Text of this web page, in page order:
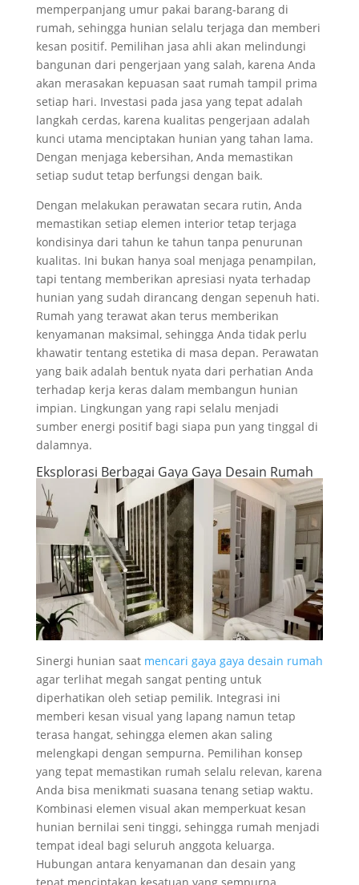
memperpanjang umur pakai barang-barang di
rumah, sehingga hunian selalu terjaga dan memberi
kesan positif. Pemilihan jasa ahli akan melindungi
bangunan dari pengerjaan yang salah, karena Anda
akan merasakan kepuasan saat rumah tampil prima
setiap hari. Investasi pada jasa yang tepat adalah
langkah cerdas, karena kualitas pengerjaan adalah
kunci utama menciptakan hunian yang tahan lama.
Dengan menjaga kebersihan, Anda memastikan
setiap sudut tetap berfungsi dengan baik.
Dengan melakukan perawatan secara rutin, Anda
memastikan setiap elemen interior tetap terjaga
kondisinya dari tahun ke tahun tanpa penurunan
kualitas. Ini bukan hanya soal menjaga penampilan,
tapi tentang memberikan apresiasi nyata terhadap
hunian yang sudah dirancang dengan sepenuh hati.
Rumah yang terawat akan terus memberikan
kenyamanan maksimal, sehingga Anda tidak perlu
khawatir tentang estetika di masa depan. Perawatan
yang baik adalah bentuk nyata dari perhatian Anda
terhadap kerja keras dalam membangun hunian
impian. Lingkungan yang rapi selalu menjadi
sumber energi positif bagi siapa pun yang tinggal di
dalamnya.
Eksplorasi Berbagai Gaya Gaya Desain Rumah
Sinergi hunian saat mencari gaya gaya desain rumah
agar terlihat megah sangat penting untuk
diperhatikan oleh setiap pemilik. Integrasi ini
memberi kesan visual yang lapang namun tetap
terasa hangat, sehingga elemen akan saling
melengkapi dengan sempurna. Pemilihan konsep
yang tepat memastikan rumah selalu relevan, karena
Anda bisa menikmati suasana tenang setiap waktu.
Kombinasi elemen visual akan memperkuat kesan
hunian bernilai seni tinggi, sehingga rumah menjadi
tempat ideal bagi seluruh anggota keluarga.
Hubungan antara kenyamanan dan desain yang
tepat menciptakan kesatuan yang sempurna.